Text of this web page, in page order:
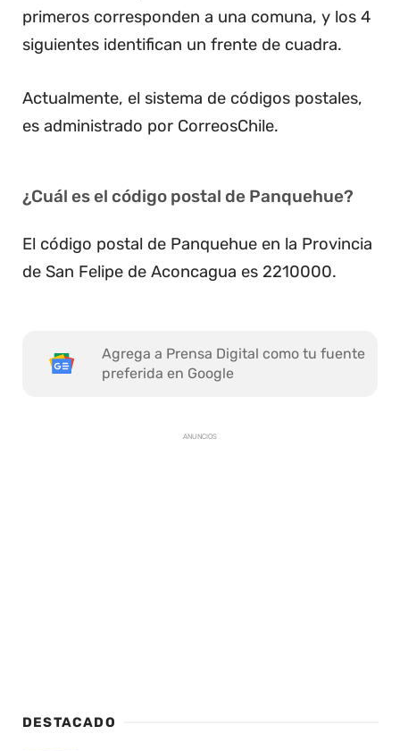
primeros corresponden a una comuna, y los 4
siguientes identifican un frente de cuadra.
Actualmente, el sistema de códigos postales,
es administrado por CorreosChile.
¿Cuál es el código postal de Panquehue?
El código postal de Panquehue en la Provincia
de San Felipe de Aconcagua es 2210000.
Agrega a Prensa Digital como tu fuente
preferida en Google
ANUNCIOS
DESTACADO